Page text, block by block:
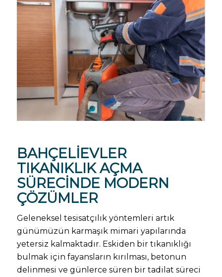
BAHÇELIEVLER
TIKANIKLIK AÇMA
SÜRECINDE MODERN
ÇÖZÜMLER
Geleneksel tesisatçılık yöntemleri artık
günümüzün karmaşık mimari yapılarında
yetersiz kalmaktadır. Eskiden bir tıkanıklığı
bulmak için fayansların kırılması, betonun
delinmesi ve günlerce süren bir tadilat süreci